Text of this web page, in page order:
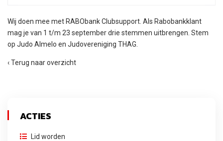
Wij doen mee met RABObank Clubsupport. Als Rabobankklant
mag je van 1 t/m 23 september drie stemmen uitbrengen. Stem
op Judo Almelo en Judovereniging THAG.
‹ Terug naar overzicht
ACTIES
Lid worden